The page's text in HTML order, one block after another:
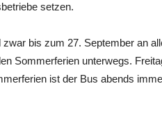
setzen.
bis zum 27. September an
Sommerferien unterwegs.
ist der Bus abends